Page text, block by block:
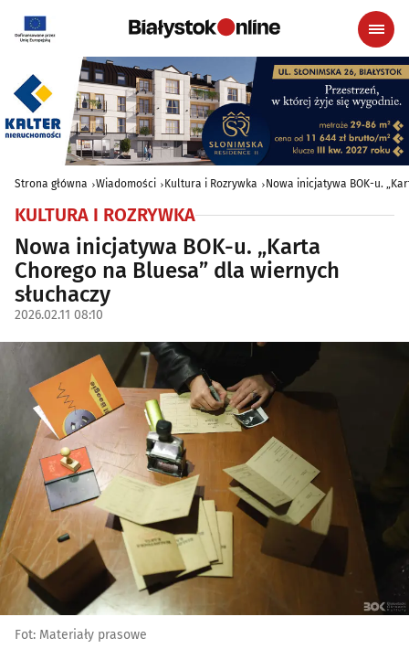
Strona główna Wiadomości Kultura i Rozrywka Nowa inicjatywa BOK-u.
KULTURA I ROZRYWKA
Nowa inicjatywa BOK-u. „Karta
Chorego na Bluesa” dla wiernych
słuchaczy
2026.02.11 08:10
Fot: Materiały prasowe